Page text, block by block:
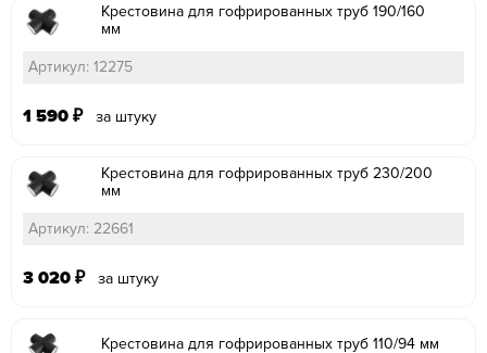
Крестовина для гофрированных труб 190/160
мм
Артикул: 12275
1 590 ₽ за штуку
Крестовина для гофрированных труб 230/200
мм
Артикул: 22661
3 020 ₽ за штуку
Крестовина для гофрированных труб 110/94 мм